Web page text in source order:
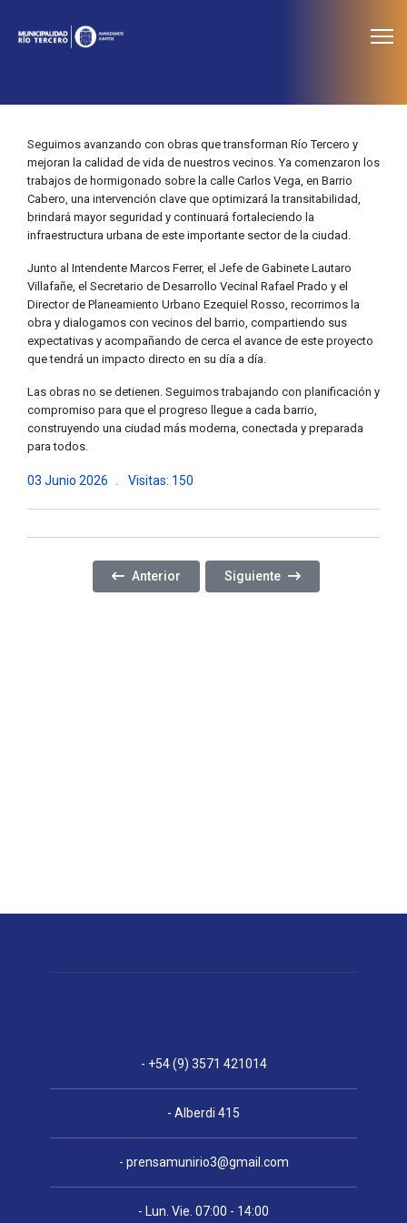
Seguimos avanzando con obras que transforman Río Tercero y
mejoran la calidad de vida de nuestros vecinos. Ya comenzaron los
trabajos de hormigonado sobre la calle Carlos Vega, en Barrio
Cabero, una intervención clave que optimizará la transitabilidad,
brindará mayor seguridad y continuará fortaleciendo la
infraestructura urbana de este importante sector de la ciudad.
Junto al Intendente Marcos Ferrer, el Jefe de Gabinete Lautaro
Villafañe, el Secretario de Desarrollo Vecinal Rafael Prado y el
Director de Planeamiento Urbano Ezequiel Rosso, recorrimos la
obra y dialogamos con vecinos del barrio, compartiendo sus
expectativas y acompañando de cerca el avance de este proyecto
que tendrá un impacto directo en su día a día.
Las obras no se detienen. Seguimos trabajando con planificación y
compromiso para que el progreso llegue a cada barrio,
construyendo una ciudad más moderna, conectada y preparada
para todos.
03 Junio 2026 Visitas: 150
Artículo Anterior: COMENZAMOS CON EL NUEVO
Anterior Artículo Siguiente: SEGUIMOS
Siguiente
- +54 (9) 3571 421014
- Alberdi 415
- prensamunirio3@gmail.com
- Lun. Vie. 07:00 - 14:00